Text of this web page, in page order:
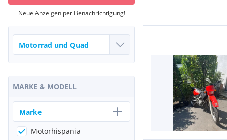
Neue Anzeigen per Benachrichtigung!
MARKE & MODELL
Marke
Motorhispania